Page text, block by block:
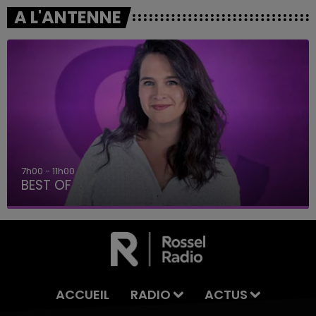
A L'ANTENNE
7h00 - 11h00
BEST OF
ACCUEIL RADIO ACTUS